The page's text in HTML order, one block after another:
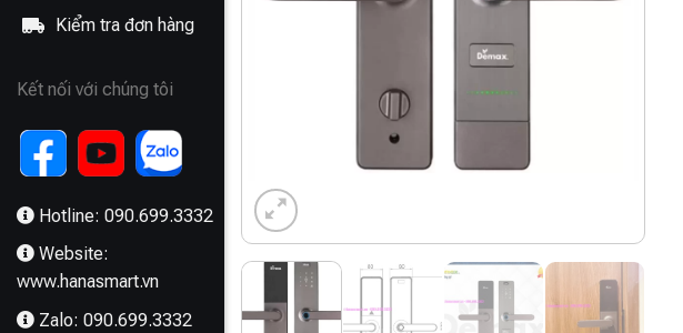
Kiểm tra đơn hàng
Kết nối với chúng tôi
Hotline: 090.699.3332
Website:
www.hanasmart.vn
Zalo: 090.699.3332